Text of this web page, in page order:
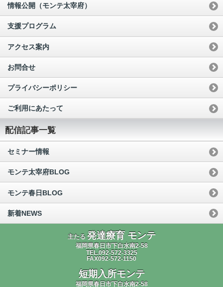
情報公開（モンテ太宰府）
支援プログラム
アクセス案内
お問合せ
プライバシーポリシー
ご利用にあたって
配信記事一覧
セミナー情報
モンテ太宰府BLOG
モンテ春日BLOG
新着NEWS
主たる 発達療育 モンテ
福岡県春日市下白水南2-58
TEL.092-572-3325
FAX092-572-1150
短期入所モンテ
福岡県春日市下白水南2-58